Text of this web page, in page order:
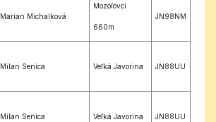
Marian Michalková
Mozoľovci
660m
JN98NM
Milan Senica Veľká Javorina JN88UU
Milan Senica Veľká Javorina JN88UU